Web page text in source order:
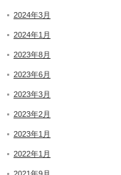
2024年3月
2024年1月
2023年8月
2023年6月
2023年3月
2023年2月
2023年1月
2022年1月